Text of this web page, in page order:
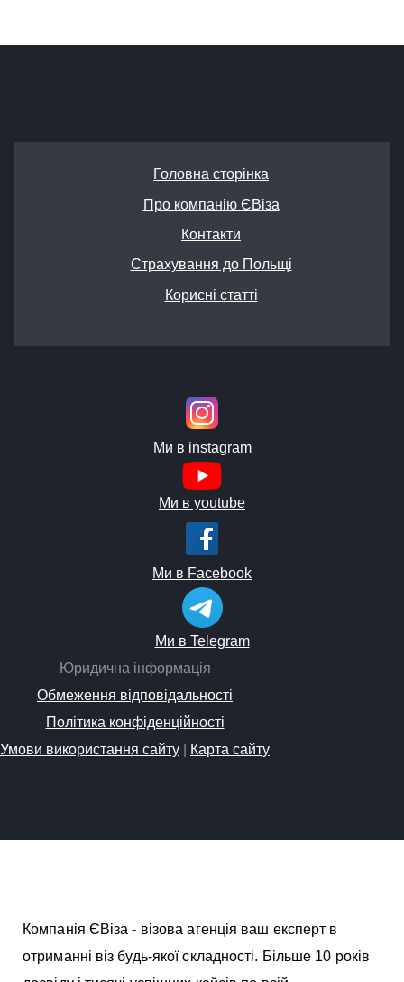
Головна сторінка
Про компанію ЄВіза
Контакти
Страхування до Польщі
Корисні статті
Ми в instagram
Ми в youtube
Ми в Facebook
Ми в Telegram
Юридична інформація
Обмеження відповідальності
Політика конфіденційності
Умови використання сайту
Карта сайту
Компанія ЄВіза - візова агенція ваш експерт в
отриманні віз будь-якої складності. Більше 10 років